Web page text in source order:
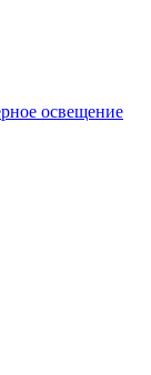
освещение